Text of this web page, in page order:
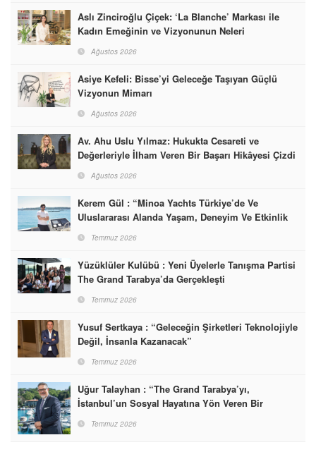
Aslı Zinciroğlu Çiçek: ‘La Blanche’ Markası ile
Kadın Emeğinin ve Vizyonunun Neleri
Başarabileceğinin En Güzel Örneğini Sunuyor
Ağustos 2026
Asiye Kefeli: Bisse’yi Geleceğe Taşıyan Güçlü
Vizyonun Mimarı
Ağustos 2026
Av. Ahu Uslu Yılmaz: Hukukta Cesareti ve
Değerleriyle İlham Veren Bir Başarı Hikâyesi Çizdi
Ağustos 2026
Kerem Gül : “Minoa Yachts Türkiye’de Ve
Uluslararası Alanda Yaşam, Deneyim Ve Etkinlik
Markası Olacak”
Temmuz 2026
Yüzüklüler Kulübü : Yeni Üyelerle Tanışma Partisi
The Grand Tarabya’da Gerçekleşti
Temmuz 2026
Yusuf Sertkaya : “Geleceğin Şirketleri Teknolojiyle
Değil, İnsanla Kazanacak”
Temmuz 2026
Uğur Talayhan : “The Grand Tarabya’yı,
İstanbul’un Sosyal Hayatına Yön Veren Bir
Destinasyon Haline Getirmeyi Hedefliyorum”
Temmuz 2026